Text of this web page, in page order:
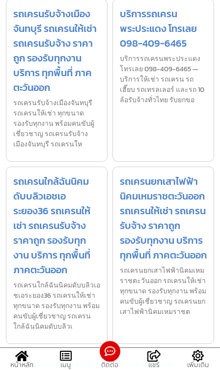
รถเครนรับจ้างเมือง
จันทบุรี รถเครนให้เช่า
รถเครนรับจ้าง ราคา
ถูก รองรับทุกงาน
บริการ ทุกพื้นที่ ภาค
ตะวันออก
รถเครนรับจ้างเมืองจันทบุรี
รถเครนให้เช่า ทุกขนาด
รองรับทุกงาน พร้อมคนขับผู้
เชี่ยวชาญ รถเครนรับจ้าง
เมืองจันทบุรี รถเครนให
บริการรถเครน
พระประแดง โทรเลย
098-409-6465
บริการรถเครนพระประแดง
โทรเลย 098-409-6465 —
บริการให้เช่า รถเครน รถ
เฮี๊ยบ รถเทรลเลอร์ และรถ 10
ล้อรับจ้างทั่วไทย รับยกขอ
รถเครนใกล้ฉันนิคม
ดับบลิวเอชเอ
ระยอง36 รถเครนให้
เช่า รถเครนรับจ้าง
ราคาถูก รองรับทุก
งาน บริการ ทุกพื้นที่
ภาคตะวันออก
รถเครนใกล้ฉันนิคมดับบลิวเอ
ชเอระยอง36 รถเครนให้เช่า
ทุกขนาด รองรับทุกงาน พร้อม
คนขับผู้เชี่ยวชาญ รถเครน
ใกล้ฉันนิคมดับบลิวเ
รถเครนยกเสาไฟฟ้า
นิคมเหมราชตะวันออก
รถเครนให้เช่า รถเครน
รับจ้าง ราคาถูก
รองรับทุกงาน บริการ
ทุกพื้นที่ ภาคตะวันออก
รถเครนยกเสาไฟฟ้านิคมเหม
ราชตะวันออก รถเครนให้เช่า
ทุกขนาด รองรับทุกงาน พร้อม
คนขับผู้เชี่ยวชาญ รถเครนยก
เสาไฟฟ้านิคมเหมราชต
รถเฮี๊ยบบางปลา โทร รถเครนยกเสา
หน้าหลัก เมนู ติดต่อ แชร์ เพิ่มเติม